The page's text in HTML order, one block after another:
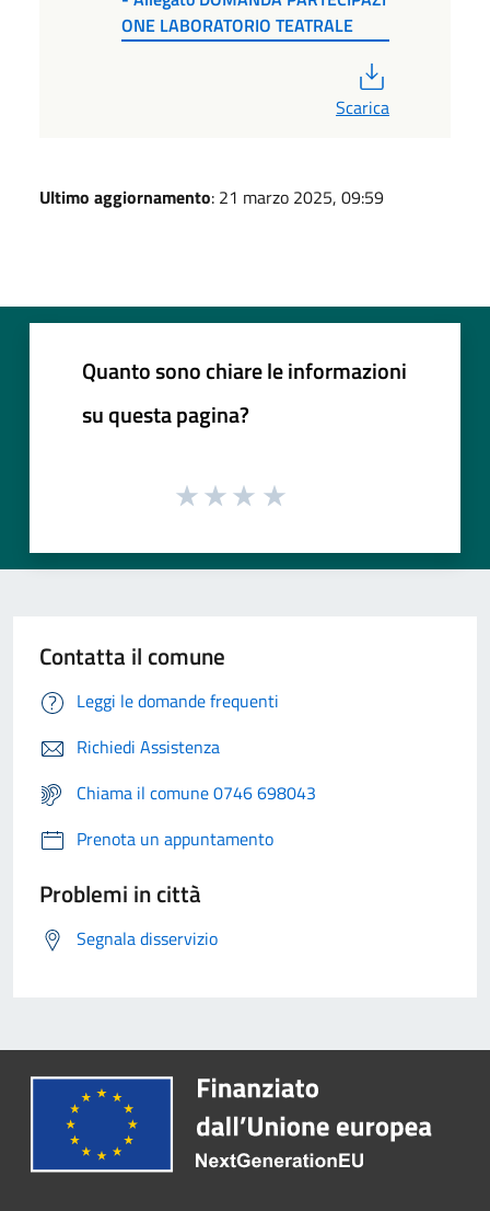
ONE LABORATORIO TEATRALE
Scarica
Ultimo aggiornamento: 21 marzo 2025, 09:59
Quanto sono chiare le informazioni
su questa pagina?
Contatta il comune
Leggi le domande frequenti
Richiedi Assistenza
Chiama il comune 0746 698043
Prenota un appuntamento
Problemi in città
Segnala disservizio